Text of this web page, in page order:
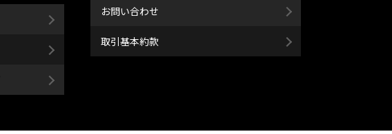
お問い合わせ
取引基本約款